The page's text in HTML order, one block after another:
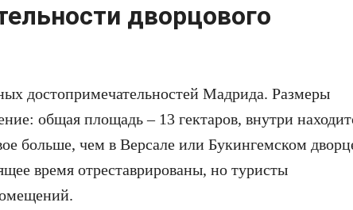
дворцового
достопримечательностей Мадрида. Размеры
общая площадь – 13 гектаров, внутри
больше, чем в Версале или Букингемском
время отреставрированы, но туристы